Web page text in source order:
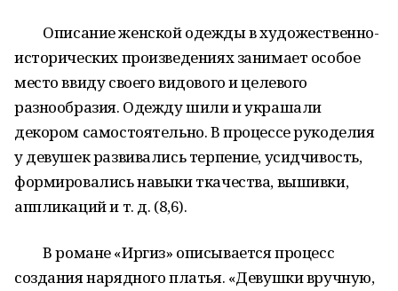
Описание женской одежды в художественно-
исторических произведениях занимает особое
место ввиду своего видового и целевого
разнообразия. Одежду шили и украшали
декором самостоятельно. В процессе рукоделия
у девушек развивались терпение, усидчивость,
формировались навыки ткачества, вышивки,
аппликаций и т. д. (8,6).
В романе «Иргиз» описывается процесс
создания нарядного платья. «Девушки вручную,